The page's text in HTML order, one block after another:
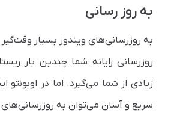
به روز رسانی
به روزرسانی‌های ویندوز بسیار
روزرسانی رایانه شما چندین بار
زیادی از شما می‌گیرد. اما در اوبونتو
سریع و آسان می‌توان به روزرسانی‌های